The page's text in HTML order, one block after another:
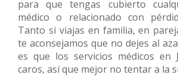
para que tengas cubierto
médico o relacionado con
Tanto si viajas en familia, en
te aconsejamos que no dejes al
es que los servicios médicos en
caros, así que mejor no tentar a la